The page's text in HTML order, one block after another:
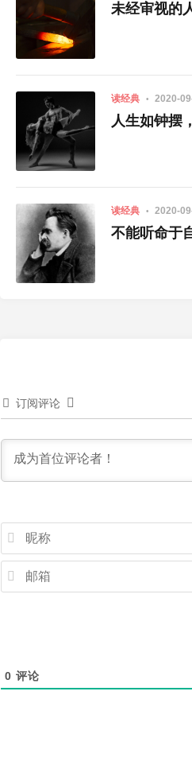
未经审视的
读经典 2020-
人生如钟摆
读经典 2020-
不能听命于
订阅评论
0 评论